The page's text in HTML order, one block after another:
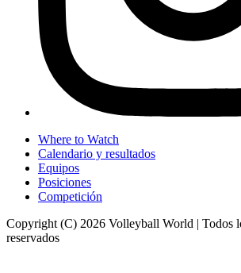
Where to Watch
Calendario y resultados
Equipos
Posiciones
Competición
Copyright (C) 2026 Volleyball World | Todos
reservados